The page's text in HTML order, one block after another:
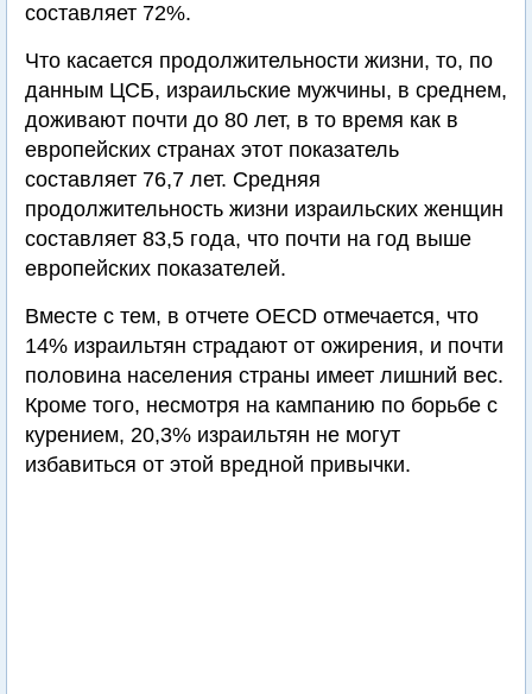
составляет 72%.
Что касается продолжительности жизни, то, по
данным ЦСБ, израильские мужчины, в среднем,
доживают почти до 80 лет, в то время как в
европейских странах этот показатель
составляет 76,7 лет. Средняя
продолжительность жизни израильских женщин
составляет 83,5 года, что почти на год выше
европейских показателей.
Вместе с тем, в отчете OECD отмечается, что
14% израильтян страдают от ожирения, и почти
половина населения страны имеет лишний вес.
Кроме того, несмотря на кампанию по борьбе с
курением, 20,3% израильтян не могут
избавиться от этой вредной привычки.